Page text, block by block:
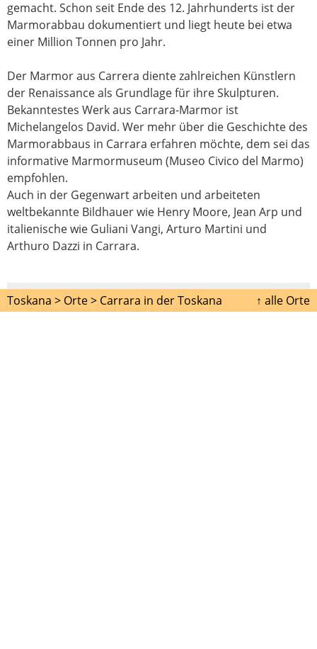
gemacht. Schon seit Ende des 12. Jahrhunderts ist der
Marmorabbau dokumentiert und liegt heute bei etwa
einer Million Tonnen pro Jahr.
Der Marmor aus Carrera diente zahlreichen Künstlern
der Renaissance als Grundlage für ihre Skulpturen.
Bekanntestes Werk aus Carrara-Marmor ist
Michelangelos David. Wer mehr über die Geschichte des
Marmorabbaus in Carrara erfahren möchte, dem sei das
informative Marmormuseum (Museo Civico del Marmo)
empfohlen.
Auch in der Gegenwart arbeiten und arbeiteten
weltbekannte Bildhauer wie Henry Moore, Jean Arp und
italienische wie Guliani Vangi, Arturo Martini und
Arthuro Dazzi in Carrara.
Sehenswert sind nicht nur die
Toskana > Orte > Carrara in der Toskana ↑ alle Orte